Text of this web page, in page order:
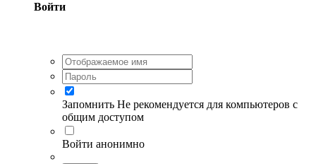
Войти
Запомнить Не рекомендуется для компьютеров с
общим доступом
Войти анонимно